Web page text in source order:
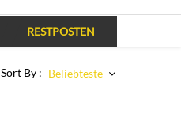
RESTPOSTEN
Sort By : Beliebteste